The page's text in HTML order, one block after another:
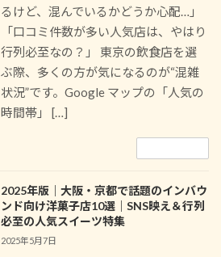
るけど、混んでいるかどうか心配…」
「口コミ件数が多い人気店は、やはり
行列必至なの？」 東京の飲食店を選
ぶ際、多くの方が気になるのが“混雑
状況”です。Google マップの「人気の
時間帯」 […]
2025年版｜大阪・京都で話題のインバウ
ンド向け洋菓子店10選｜SNS映え＆行列
必至の人気スイーツ特集
2025年5月7日